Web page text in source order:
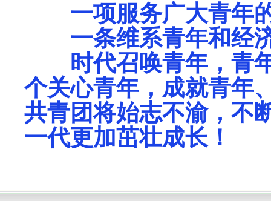
一项服务广大青年
一条维系青年和经
时代召唤青年，青年
个关心青年，成就青年
共青团将始志不渝，不
一代更加茁壮成长！